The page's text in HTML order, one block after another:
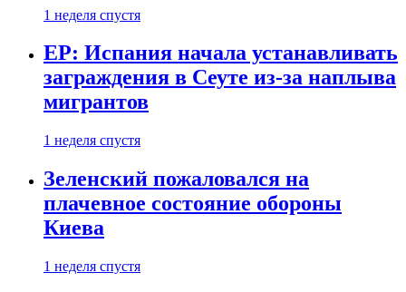
1 неделя спустя
EP: Испания начала устанавливать
заграждения в Сеуте из-за наплыва
мигрантов
1 неделя спустя
Зеленский пожаловался на
плачевное состояние обороны
Киева
1 неделя спустя